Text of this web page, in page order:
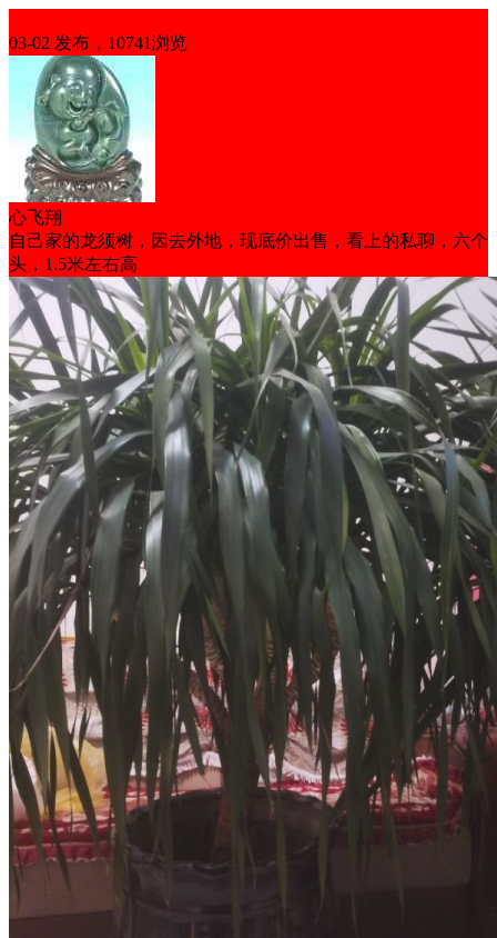
03-02 发布，10741浏览
心飞翔
自己家的龙须树，因去外地，现底价出售，看上的私聊，六个
头，1.5米左右高